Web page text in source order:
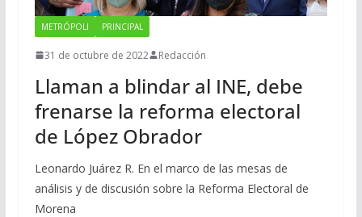
METRÓPOLI PRINCIPAL
31 de octubre de 2022 Redacción
Llaman a blindar al INE, debe
frenarse la reforma electoral
de López Obrador
Leonardo Juárez R. En el marco de las mesas de
análisis y de discusión sobre la Reforma Electoral de
Morena